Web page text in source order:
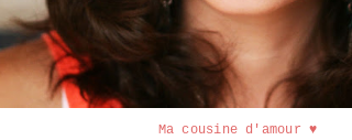
Ma cousine d'amour♥